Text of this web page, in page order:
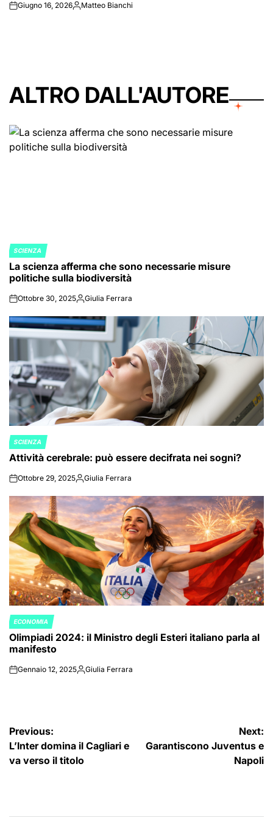
onGiugno 16, 2026Posted
Matteo Bianchi
ALTRO DALL'AUTORE
POSTED
IN
SCIENZA
La scienza afferma che sono necessarie misure
politiche sulla biodiversità
onOttobre 30, 2025Posted
Giulia Ferrara
POSTED
IN
SCIENZA
Attività cerebrale: può essere decifrata nei sogni?
onOttobre 29, 2025Posted
Giulia Ferrara
POSTED
IN
ECONOMIA
Olimpiadi 2024: il Ministro degli Esteri italiano parla al
manifesto
onGennaio 12, 2025Posted
Giulia Ferrara
Navigazione
articoli
Previous:
L’Inter domina il Cagliari e
va verso il titolo
Next:
Garantiscono Juventus e
Napoli